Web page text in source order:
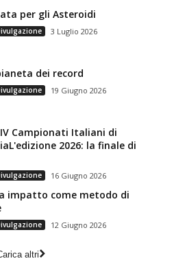
per gli Asteroidi
3 Luglio 2026
dei record
19 Giugno 2026
Campionati Italiani di
2026: la finale di
16 Giugno 2026
impatto come metodo di
12 Giugno 2026
altri